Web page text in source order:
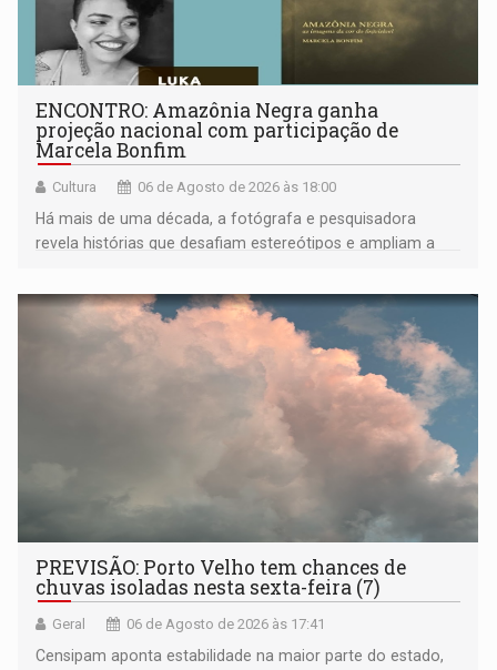
ENCONTRO: Amazônia Negra ganha
projeção nacional com participação de
Marcela Bonfim
Cultura 06 de Agosto de 2026 às 18:00
Há mais de uma década, a fotógrafa e pesquisadora
revela histórias que desafiam estereótipos e ampliam a
negras
PREVISÃO: Porto Velho tem chances de
chuvas isoladas nesta sexta-feira (7)
Geral 06 de Agosto de 2026 às 17:41
Censipam aponta estabilidade na maior parte do estado,